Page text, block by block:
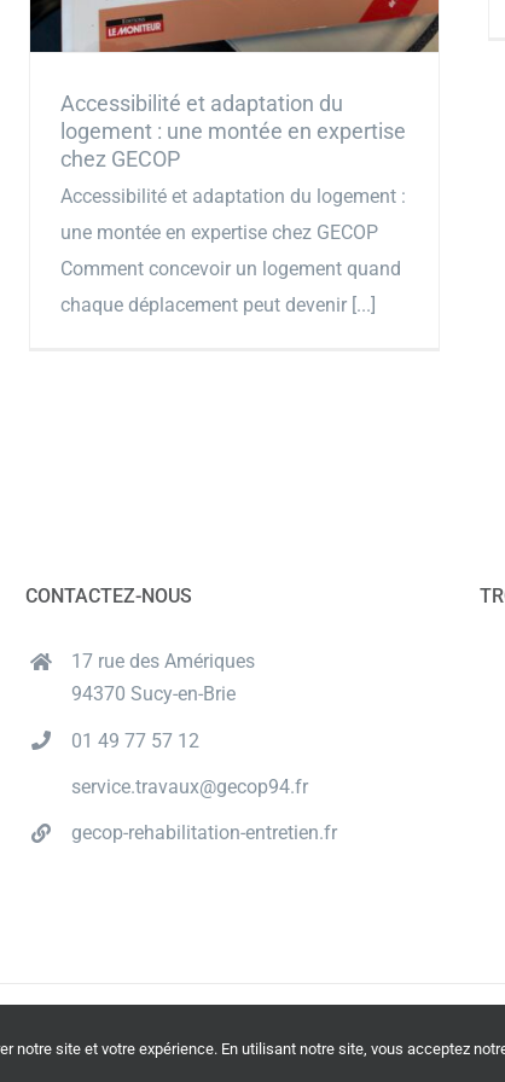
Accessibilité et adaptation du
logement : une montée en expertise
chez GECOP
Accessibilité et adaptation du logement :
une montée en expertise chez GECOP
Comment concevoir un logement quand
chaque déplacement peut devenir [...]
CONTACTEZ-NOUS
17 rue des Amériques
94370 Sucy-en-Brie
01 49 77 57 12
service.travaux@gecop94.fr
gecop-rehabilitation-entretien.fr
© Copyright 2026 | Tous droits réservés | Propulsé by Oricom
notre site et votre expérience. En utilisant notre site, vous acceptez